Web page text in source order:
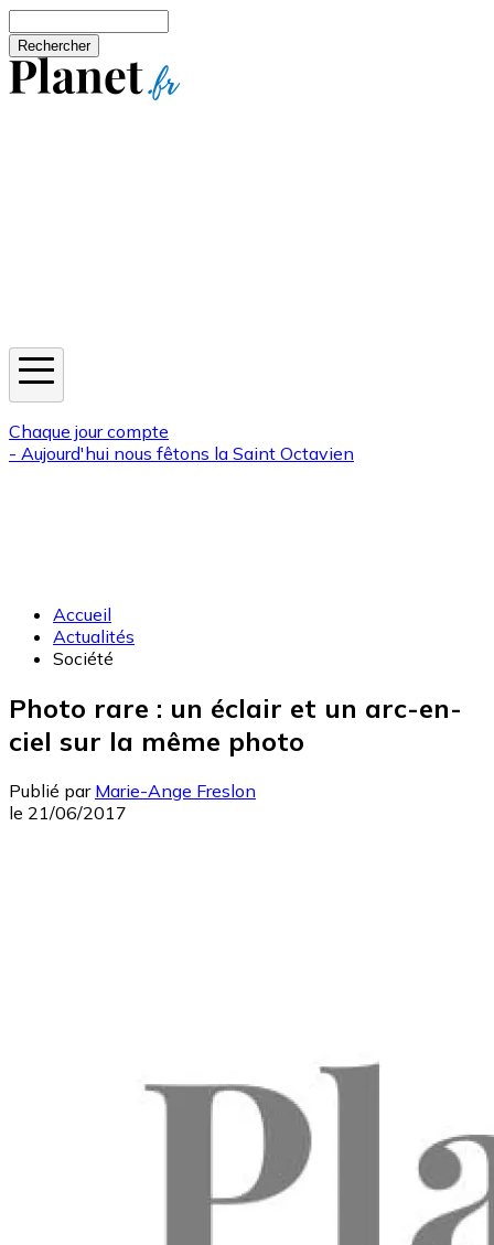
Chaque jour compte
- Aujourd'hui nous fêtons la Saint Octavien
Accueil
Actualités
Société
Photo rare : un éclair et un arc-en-
ciel sur la même photo
Publié par Marie-Ange Freslon
le 21/06/2017